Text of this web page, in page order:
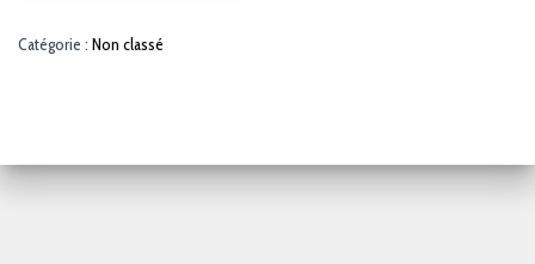
Catégorie : Non classé